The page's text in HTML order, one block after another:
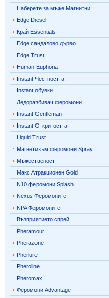
Наберете за мъже Магнитни
Edge Diesel
Край Essentials
Edge сандалово дърво
Edge Trust
Human Euphoria
Instant Честността
Instant обувки
Ледоразбивач феромони
Instant Gentleman
Instant Откритостта
Liquid Trust
Магнетизъм феромони Spray
Мъжественост
Макс Атракционен Gold
N10 феромони Splash
Nexus Феромоните
NPA Феромоните
Възприятието спрей
Pheramour
Pherazone
Pherlure
Pheroline
Pheromax
Феромони Advantage